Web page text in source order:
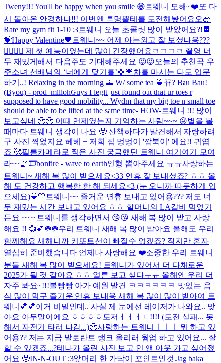
Tweny!!! You'll be happy when you smile 😁 트웨니 모해~❤️또 다
시 돌아온 안경하나!!! 이번엔 투명뿔테를 도전해봤어요오🥽
Rate my gym fit 1-10 ;3트웨니 오늘 초콜릿 많이 받았어요?!🍫
💝Happy Valentine🖤 트웨니~~ 어제 아는외고 잘 보셨나용???
🤸‍♀️🤸‍♀️ 제 첫 예능이였는데 많이 긴장했어요ㅋㄱㄱㅋ 촬영 너
무 재밌게해서 다음주도 기대해주세요 😝😝오늘의 추천곡 우
주소녀 선배님의 ‘너에게 닿기를’🍀💗차를 마시는 다도 입문
하기..! Relaxing in the morning 🌄 W/ some tea 🍵 뀨? Bau Bau!
(Byou) - prod_miliohGuys I legit just found out that ur toes r
supposed to have good mobility... Wydm that my big toe n small toe
should be able to be lifted at the same time- HOW-트웨니 !!! 많이
보고싶네 🥹🥹 이때 언제였는지 기억하는 사람~~~ 😜별을 볼
때마다 트웨니 생각이 나요 🥹 산책하다가 발견해서 자랑하려
구 사진 찍었지요 헤헤 + 저희 집 멍멍이 '깜북이' 에요!! 귀엽
죠 🥰필름카메라로 찍은 사진 궁금했던 트웨니 여기여기 모여
라~~🤳🎞️bonfire - wave to earth인형 뽑아주세요 ㅠㅠ사랑하는
트웨니~ 새해 복 많이 받으세요<33 연휴 잘 보내셨죠? ㅎㅎ 올
해 도 건강하고 행복한 한 해 되세요<3 (눈 오니까 따듯하게 입
으세요)💛🤍 트웨니~~ 즐거운 연휴 보내고 있어용??? 저도 너
무 재밌는 시간 보내고 있어요 ㅎㅎ 할머니의 LA갈비 먹었거
든요 ~~~ 트웨니를 생각하면서 😘😘 새해 복 많이 받고 사랑
해요 !! 💞💕☘️☘️우리 트웨니 새해 복 많이 받아요 올해도 우리
함께해요 새해니까 키또트선이 빠질수 없겠죠? 작지만 혼자
열심히 준비했습니다 언제나 사랑해요 ❤️소중한 우리 트웨니
분들 새해 복 많이 받으세요! 트웨니가 있어서 더 다채로운
2025가 될 것 같아요 ㅎㅎ 얼른 보고 싶다ㅠㅠ 올해엔 우리 더
자주 봐요~!!!볼빵빵 아가 예원 발견 ㅋㅋㅋㅋㅋㅋ 맛있는 음
식 많이 먹구 즐거운 연휴 보내용 새해 복 많이 많이 받아여 트
웨니💕💕이거 비밀인데.. 사실 제 눈에선 레이저가 나와요.. 맞
아요 아무말이에요 ㅎㅎㅎㅎ 도저ㅓㅓㅓㄴ!!!! (도전 실패... 못
해서 자전거 타러 나감...)🥹사랑하는 트웨니ㅣㅣㅣ 뭐 하고 있
어용?? 저는 지금 발로란트 랭크 올리러 웜업 하고 있어요... 잘
할 수 있겠죠...?테나가 올린 사진 보고 인 앤 아웃 가고 싶어졌
어요 🥹IN-N-OUT ;3앞머리 한 가닥이 포인트인것.Jag baka